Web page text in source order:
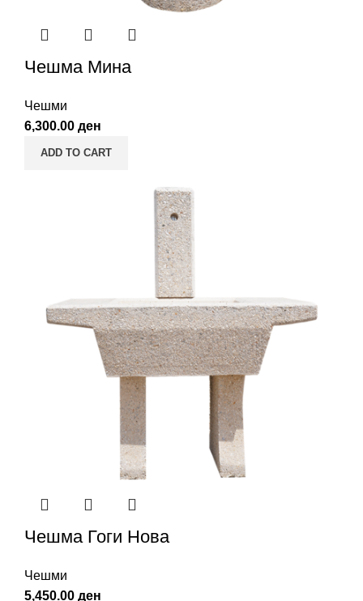
Чешма Мина
Чешми
6,300.00 ден
ADD TO CART
Чешма Гоги Нова
Чешми
5,450.00 ден